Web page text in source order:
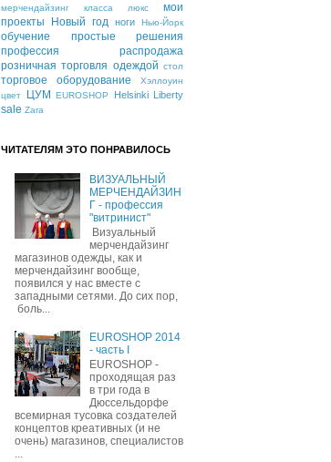
мерчендайзинг класса люкс
мои
проекты
Новый год ноги Нью-Йорк
обучение
простые решения
профессия
распродажа
розничная торговля одеждой стол
торговое оборудование
Хэллоуин
цвет
ЦУМ EUROSHOP Helsinki Liberty
sale Zara
ЧИТАТЕЛЯМ ЭТО ПОНРАВИЛОСЬ
ВИЗУАЛЬНЫЙ
МЕРЧЕНДАЙЗИН
Г - профессия
"витринист"
Визуальный
мерчендайзинг
магазинов одежды, как и
мерчендайзинг вообще,
появился у нас вместе с
западными сетями. До сих пор,
боль...
EUROSHOP 2014
- часть I
EUROSHOP -
проходящая раз
в три года в
Дюссельдорфе
всемирная тусовка создателей
концептов креативных (и не
очень) магазинов, специалистов
...